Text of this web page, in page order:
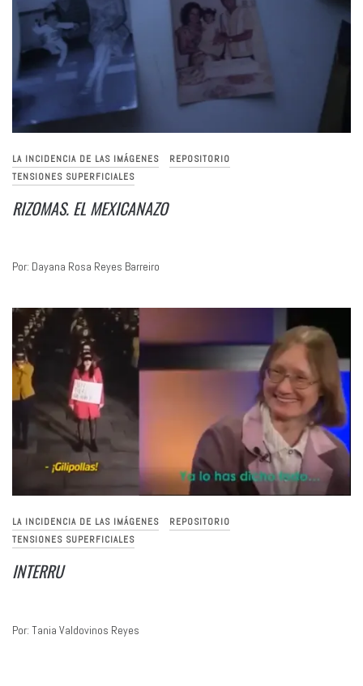
LA INCIDENCIA DE LAS IMÁGENES
REPOSITORIO
TENSIONES SUPERFICIALES
RIZOMAS. EL MEXICANAZO
Por: Dayana Rosa Reyes Barreiro
LA INCIDENCIA DE LAS IMÁGENES
REPOSITORIO
TENSIONES SUPERFICIALES
INTERRU
Por: Tania Valdovinos Reyes